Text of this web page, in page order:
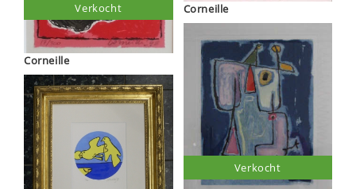
Corneille
Verkocht Corneille
Verkocht